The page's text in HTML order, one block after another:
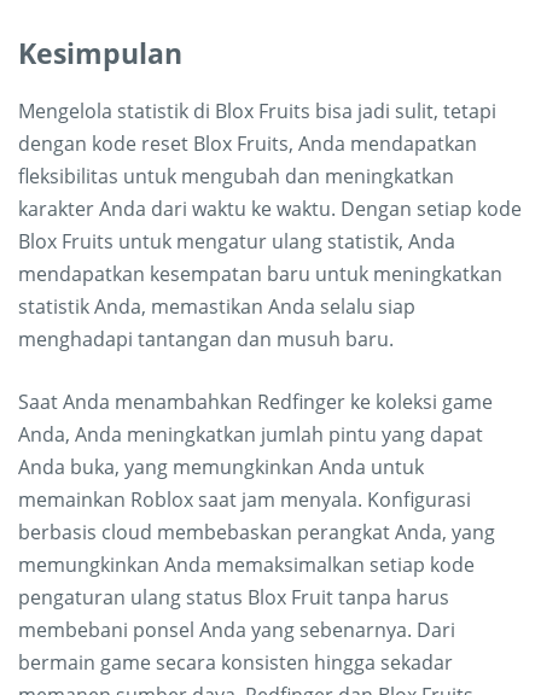
Kesimpulan
Mengelola statistik di Blox Fruits bisa jadi sulit, tetapi
dengan kode reset Blox Fruits, Anda mendapatkan
fleksibilitas untuk mengubah dan meningkatkan
karakter Anda dari waktu ke waktu. Dengan setiap kode
Blox Fruits untuk mengatur ulang statistik, Anda
mendapatkan kesempatan baru untuk meningkatkan
statistik Anda, memastikan Anda selalu siap
menghadapi tantangan dan musuh baru.
Saat Anda menambahkan Redfinger ke koleksi game
Anda, Anda meningkatkan jumlah pintu yang dapat
Anda buka, yang memungkinkan Anda untuk
memainkan Roblox saat jam menyala. Konfigurasi
berbasis cloud membebaskan perangkat Anda, yang
memungkinkan Anda memaksimalkan setiap kode
pengaturan ulang status Blox Fruit tanpa harus
membebani ponsel Anda yang sebenarnya. Dari
bermain game secara konsisten hingga sekadar